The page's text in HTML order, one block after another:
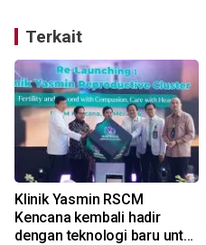
Terkait
Klinik Yasmin RSCM
Kencana kembali hadir
dengan teknologi baru untuk